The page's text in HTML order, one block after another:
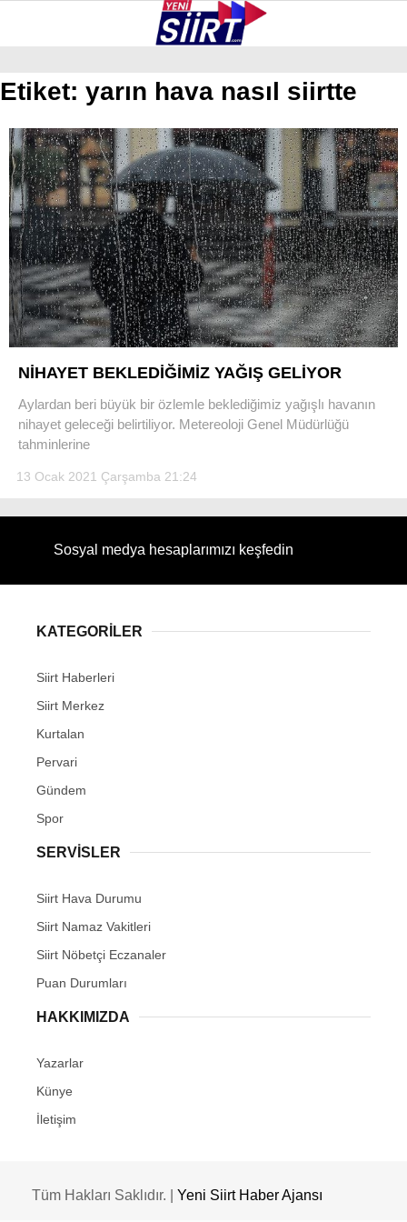
GALERİ VİDEO YAZARLAR
KURTALAN
ERUH
BAYKAN
PERVARI
ŞIRVAN
TILLO
GÜNDEM
NÖBETÇI ECZANELER
Etiket: yarın hava nasıl siirtte
NİHAYET BEKLEDİĞİMİZ YAĞIŞ GELİYOR
Aylardan beri büyük bir özlemle beklediğimiz yağışlı havanın
nihayet geleceği belirtiliyor. Metereoloji Genel Müdürlüğü
tahminlerine
13 Ocak 2021 Çarşamba 21:24
Sosyal medya hesaplarımızı keşfedin
KATEGORİLER
Siirt Haberleri
Siirt Merkez
Kurtalan
Pervari
Gündem
Spor
SERVİSLER
Siirt Hava Durumu
Siirt Namaz Vakitleri
Siirt Nöbetçi Eczanaler
Puan Durumları
HAKKIMIZDA
Yazarlar
Künye
İletişim
Tüm Hakları Saklıdır. | Yeni Siirt Haber Ajansı